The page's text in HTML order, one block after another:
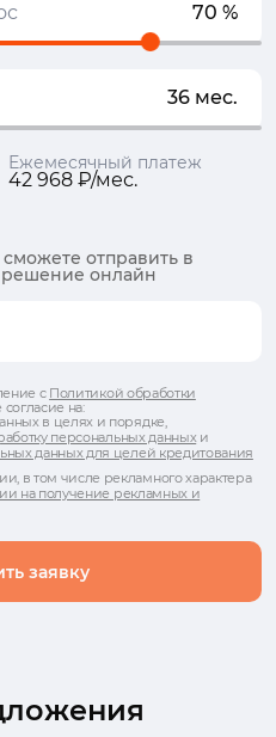
70 %
36 мес.
Ежемесячный платеж
42 968 ₽/мес.
отправить в
решение онлайн
Отправить заявку
с Политикой обработки
на:
в целях и порядке,
персональных данныхи
данных для целей кредитования
в том числе рекламного характера
на получение рекламных и